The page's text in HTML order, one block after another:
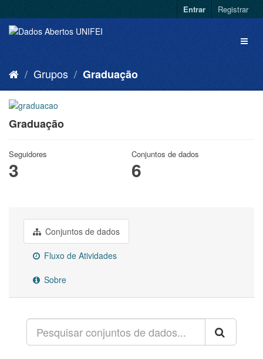
Entrar Registrar
Grupos Graduação
Graduação
Seguidores
3
Conjuntos de dados
6
Conjuntos de dados
Fluxo de Atividades
Sobre